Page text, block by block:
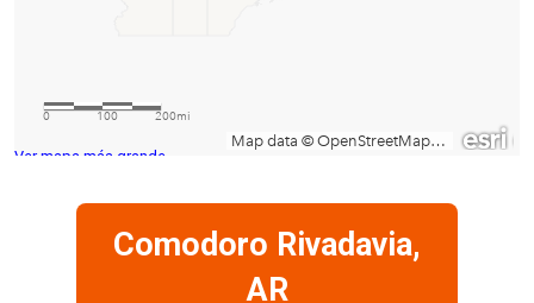
Ver mapa más grande
Comodoro Rivadavia,
AR